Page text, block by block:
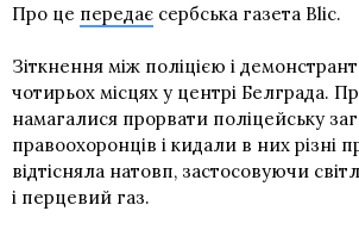
Про це передає сербська газета Blic.
Зіткнення між поліцією і
чотирьох місцях у центрі Белграда.
намагалися прорвати поліцейську
правоохоронців і кидали в них різні
відтісняла натовп, застосовуючи
і перцевий газ.